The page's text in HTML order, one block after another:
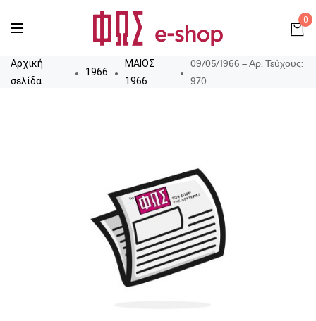
0
Αρχική
σελίδα
1966
ΜΑΙΟΣ
1966
09/05/1966 – Αρ. Τεύχους:
970